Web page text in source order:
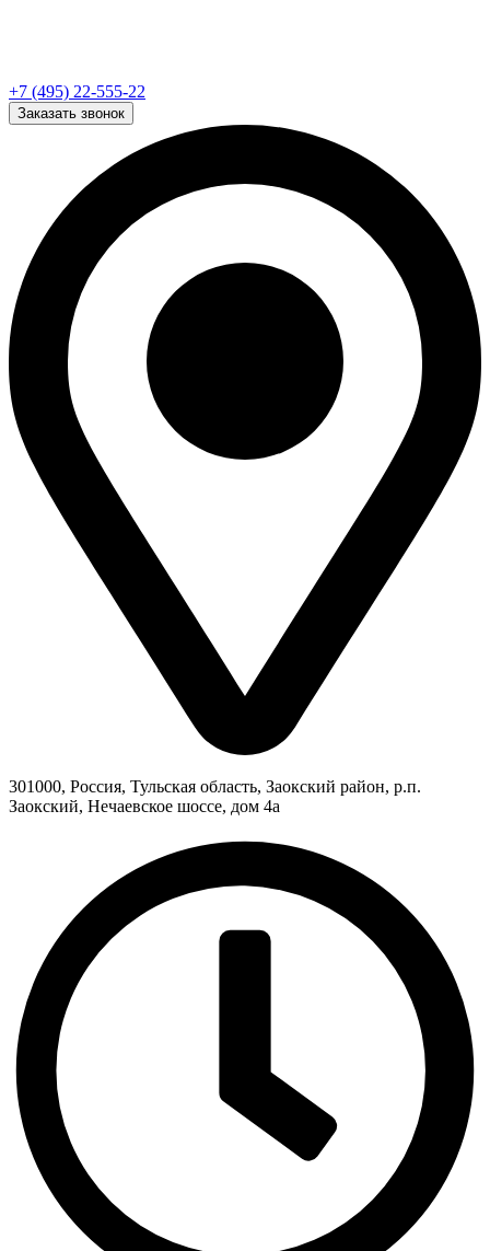
+7 (495) 22-555-22
Заказать звонок
301000, Россия, Тульская область, Заокский район, р.п.
Заокский, Нечаевское шоссе, дом 4а